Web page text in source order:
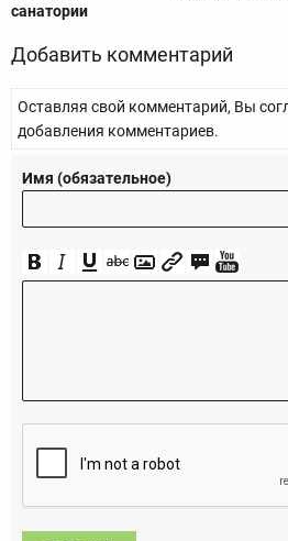
санатории
Добавить комментарий
Оставляя свой комментарий, Вы
добавления комментариев.
Имя (обязательное)